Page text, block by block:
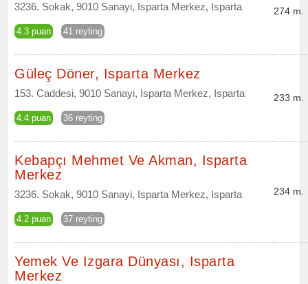
3236. Sokak, 9010 Sanayi, Isparta Merkez, Isparta
4.3 puan 41 reyting
274 m.
Güleç Döner, Isparta Merkez
153. Caddesi, 9010 Sanayi, Isparta Merkez, Isparta
4.4 puan 36 reyting
233 m.
Kebapçı Mehmet Ve Akman, Isparta
Merkez
3236. Sokak, 9010 Sanayi, Isparta Merkez, Isparta
4.2 puan 37 reyting
234 m.
Yemek Ve Izgara Dünyası, Isparta
Merkez